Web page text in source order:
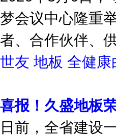
2026年3月6日，
梦会议中心隆重
者、合作伙伴、
世友
地板 全健康
喜报！久盛地板